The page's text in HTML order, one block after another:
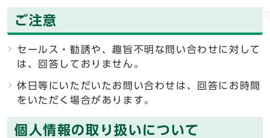
ご注意
セールス・勧誘や、趣旨不明な問い合わせに対して
は、回答しておりません。
休日等にいただいたお問い合わせは、回答にお時間
をいただく場合があります。
個人情報の取り扱いについて